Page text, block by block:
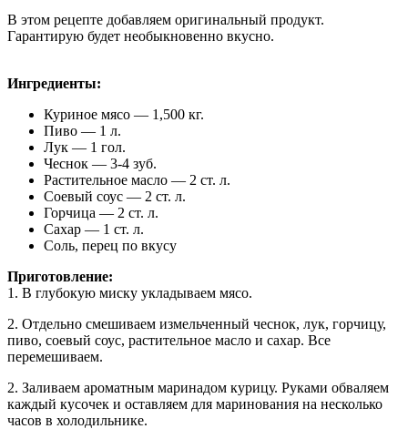
В этом рецепте добавляем оригинальный продукт.
Гарантирую будет необыкновенно вкусно.
Ингредиенты:
Куриное мясо — 1,500 кг.
Пиво — 1 л.
Лук — 1 гол.
Чеснок — 3-4 зуб.
Растительное масло — 2 ст. л.
Соевый соус — 2 ст. л.
Горчица — 2 ст. л.
Сахар — 1 ст. л.
Соль, перец по вкусу
Приготовление:
1. В глубокую миску укладываем мясо.
2. Отдельно смешиваем измельченный чеснок, лук, горчицу,
пиво, соевый соус, растительное масло и сахар. Все
перемешиваем.
2. Заливаем ароматным маринадом курицу. Руками обваляем
каждый кусочек и оставляем для маринования на несколько
часов в холодильнике.